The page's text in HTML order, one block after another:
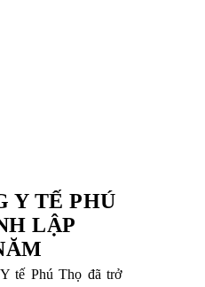
Y TẾ PHÚ
LẬP
tế Phú Thọ đã trở